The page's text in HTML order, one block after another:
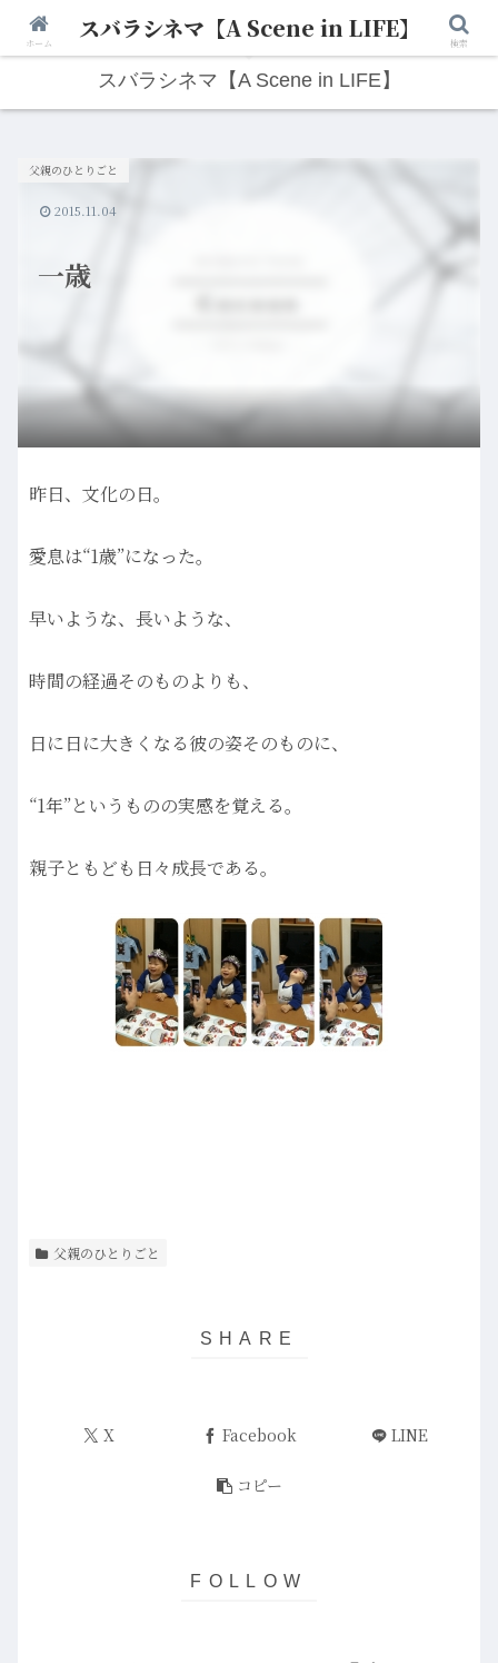
人生は“ひとりごと”から始まる。映画と写真と日々のこと。
スバラシネマ【A Scene in LIFE】
一歳
父親のひとりごと
2015.11.04
昨日、文化の日。
愛息は“1歳”になった。
早いような、長いような、
時間の経過そのものよりも、
日に日に大きくなる彼の姿そのものに、
“1年”というものの実感を覚える。
親子ともども日々成長である。
父親のひとりごと
X Facebook LINE
コピー
ホーム スバラシネマ【A Scene in LIFE】 検索